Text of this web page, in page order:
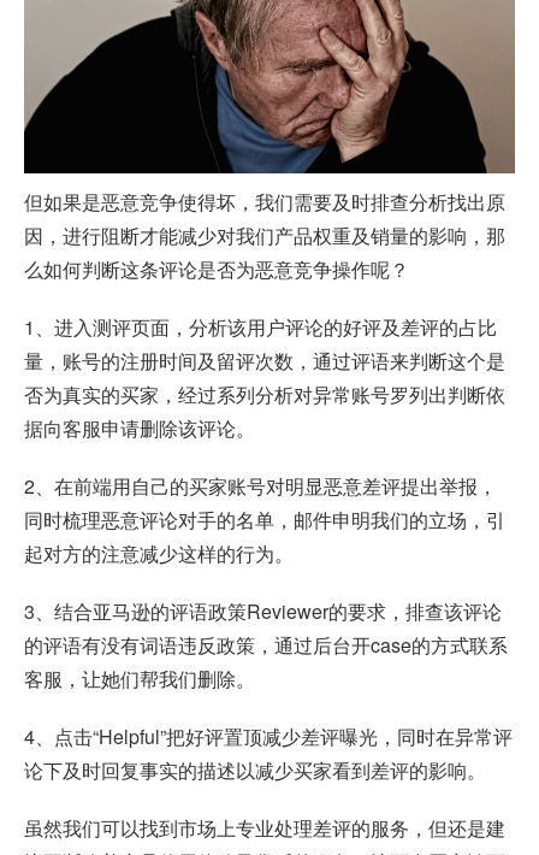
但如果是恶意竞争使得坏，我们需要及时排查分析找出原
因，进行阻断才能减少对我们产品权重及销量的影响，那
么如何判断这条评论是否为恶意竞争操作呢？
1、进入测评页面，分析该用户评论的好评及差评的占比
量，账号的注册时间及留评次数，通过评语来判断这个是
否为真实的买家，经过系列分析对异常账号罗列出判断依
据向客服申请删除该评论。
2、在前端用自己的买家账号对明显恶意差评提出举报，
同时梳理恶意评论对手的名单，邮件申明我们的立场，引
起对方的注意减少这样的行为。
3、结合亚马逊的评语政策Reviewer的要求，排查该评论
的评语有没有词语违反政策，通过后台开case的方式联系
客服，让她们帮我们删除。
4、点击“Helpful”把好评置顶减少差评曝光，同时在异常评
论下及时回复事实的描述以减少买家看到差评的影响。
虽然我们可以找到市场上专业处理差评的服务，但还是建